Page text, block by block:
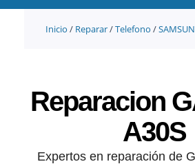
Inicio / Reparar/Telefono /
Reparacion
A30S
Expertos en reparación de